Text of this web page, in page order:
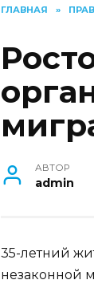
ГЛАВНАЯ »
АВТОР
admin
35-летний
незаконной